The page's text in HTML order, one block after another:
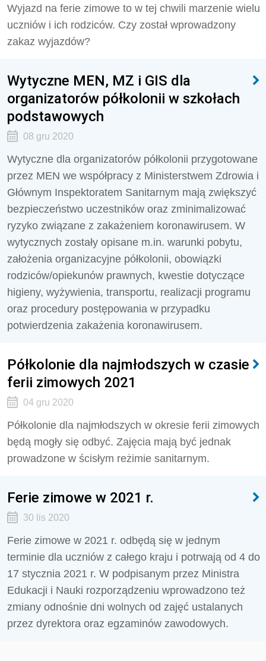
Wyjazd na ferie zimowe to w tej chwili marzenie wielu
uczniów i ich rodziców. Czy został wprowadzony
zakaz wyjazdów?
Wytyczne MEN, MZ i GIS dla
organizatorów półkolonii w szkołach
podstawowych
08 gru 2020
Wytyczne dla organizatorów półkolonii przygotowane
przez MEN we współpracy z Ministerstwem Zdrowia i
Głównym Inspektoratem Sanitarnym mają zwiększyć
bezpieczeństwo uczestników oraz zminimalizować
ryzyko związane z zakażeniem koronawirusem. W
wytycznych zostały opisane m.in. warunki pobytu,
założenia organizacyjne półkolonii, obowiązki
rodziców/opiekunów prawnych, kwestie dotyczące
higieny, wyżywienia, transportu, realizacji programu
oraz procedury postępowania w przypadku
potwierdzenia zakażenia koronawirusem.
Półkolonie dla najmłodszych w czasie
ferii zimowych 2021
04 gru 2020
Półkolonie dla najmłodszych w okresie ferii zimowych
będą mogły się odbyć. Zajęcia mają być jednak
prowadzone w ścisłym reżimie sanitarnym.
Ferie zimowe w 2021 r.
30 lis 2020
Ferie zimowe w 2021 r. odbędą się w jednym
terminie dla uczniów z całego kraju i potrwają od 4 do
17 stycznia 2021 r. W podpisanym przez Ministra
Edukacji i Nauki rozporządzeniu wprowadzono też
zmiany odnośnie dni wolnych od zajęć ustalanych
przez dyrektora oraz egzaminów zawodowych.